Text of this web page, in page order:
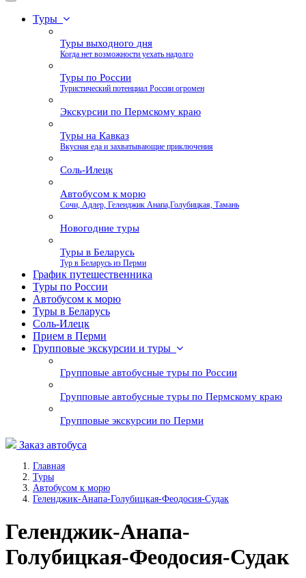
Туры
Туры выходного дня
Когда нет возможности уехать надолго
Туры по России
Туристический потенциал России огромен
Экскурсии по Пермскому краю
Туры на Кавказ
Вкусная еда и захватывающие приключения
Соль-Илецк
Автобусом к морю
Сочи, Адлер, Геленджик Анапа,Голубицкая, Тамань
Новогодние туры
Туры в Беларусь
Тур в Беларусь из Перми
График путешественника
Туры по России
Автобусом к морю
Туры в Беларусь
Соль-Илецк
Прием в Перми
Групповые экскурсии и туры
Групповые автобусные туры по России
Групповые автобусные туры по Пермскому краю
Групповые экскурсии по Перми
Заказ автобуса
Главная
Туры
Автобусом к морю
Геленджик-Анапа-Голубицкая-Феодосия-Судак
Геленджик-Анапа-
Голубицкая-Феодосия-Судак